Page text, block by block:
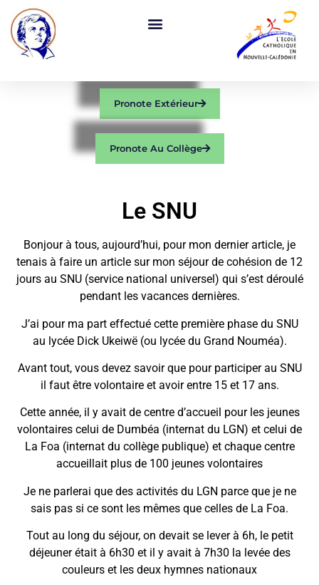
Pronote Extérieur
Pronote Au Collège
Le SNU
Bonjour à tous, aujourd’hui, pour mon dernier article, je
tenais à faire un article sur mon séjour de cohésion de 12
jours au SNU (service national universel) qui s’est déroulé
pendant les vacances dernières.
J’ai pour ma part effectué cette première phase du SNU
au lycée Dick Ukeiwë (ou lycée du Grand Nouméa).
Avant tout, vous devez savoir que pour participer au SNU
il faut être volontaire et avoir entre 15 et 17 ans.
Cette année, il y avait de centre d’accueil pour les jeunes
volontaires celui de Dumbéa (internat du LGN) et celui de
La Foa (internat du collège publique) et chaque centre
accueillait plus de 100 jeunes volontaires
Je ne parlerai que des activités du LGN parce que je ne
sais pas si ce sont les mêmes que celles de La Foa.
Tout au long du séjour, on devait se lever à 6h, le petit
déjeuner était à 6h30 et il y avait à 7h30 la levée des
couleurs et les deux hymnes nationaux